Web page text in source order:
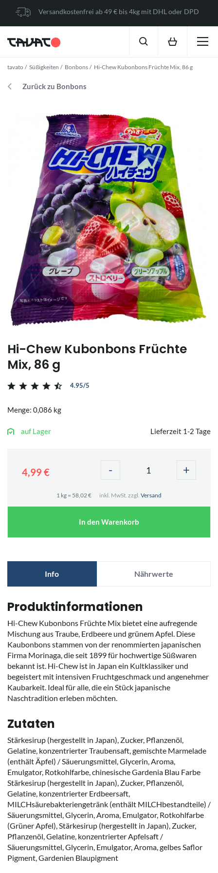
Versandkostenfrei ab 49 € bis 4kg mit DHL oder DPD
tavato Süßigkeiten Bonbons Hi-Chew Kubonbons Früchte Mix, 86 g
Zurück zu Bonbons
Hi-Chew Kubonbons Früchte
Mix, 86 g
4.95/5
Menge: 0,086 kg
auf Lager Lieferzeit 1-2 Tage
4,99 € - +
1 kg = 58,02 € inkl. MwSt. zzgl. Versand
In den Warenkorb
Info Nährwerte
Produktinformationen
Hi-Chew Kubonbons Früchte Mix bietet eine aufregende
Mischung aus Traube, Erdbeere und grünem Apfel. Diese
Kaubonbons stammen von der renommierten japanischen
Firma Morinaga, die seit 1899 für hochwertige Süßwaren
bekannt ist. Hi-Chew ist in Japan ein Kultklassiker und
begeistert mit intensiven Fruchtgeschmack und angenehmer
Kaubarkeit. Ideal für alle, die ein Stück japanische
Naschtradition erleben möchten.
Zutaten
Stärkesirup (hergestellt in Japan), Zucker, Pflanzenöl,
Gelatine, konzentrierter Traubensaft, gemischte Marmelade
(enthält Äpfel) / Säuerungsmittel, Glycerin, Aroma,
Emulgator, Rotkohlfarbe, chinesische Gardenia Blau Farbe
Stärkesirup (hergestellt in Japan), Zucker, Pflanzenöl,
Gelatine, konzentrierter Erdbeersaft,
MILCHsäurebakteriengetränk (enthält MILCHbestandteile) /
Säuerungsmittel, Glycerin, Aroma, Emulgator, Rotkohlfarbe
(Grüner Apfel), Stärkesirup (hergestellt in Japan), Zucker,
Pflanzenöl, Gelatine, konzentrierter Apfelsaft /
Säuerungsmittel, Glycerin, Emulgator, Aroma, gelbes Saflor
Pigment, Gardenien Blaupigment